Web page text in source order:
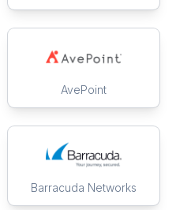
AvePoint
Barracuda Networks